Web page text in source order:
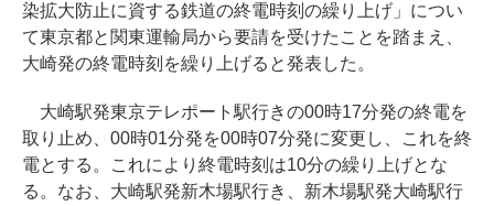
染拡大防止に資する鉄道の終電時刻の繰り上げ」につい
て東京都と関東運輸局から要請を受けたことを踏まえ、
大崎発の終電時刻を繰り上げると発表した。
大崎駅発東京テレポート駅行きの00時17分発の終電を
取り止め、00時01分発を00時07分発に変更し、これを終
電とする。これにより終電時刻は10分の繰り上げとな
る。なお、大崎駅発新木場駅行き、新木場駅発大崎駅行